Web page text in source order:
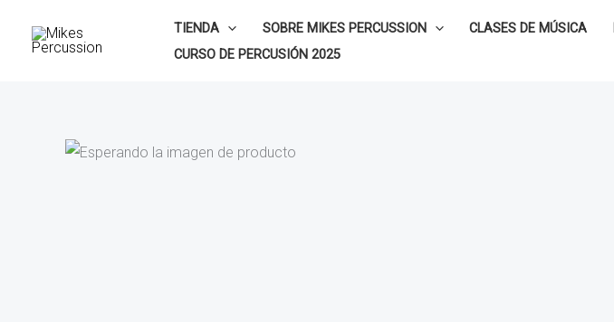
TIENDA SOBRE MIKES PERCUSSION CLASES DE MÚSICA
CURSO DE PERCUSIÓN 2025